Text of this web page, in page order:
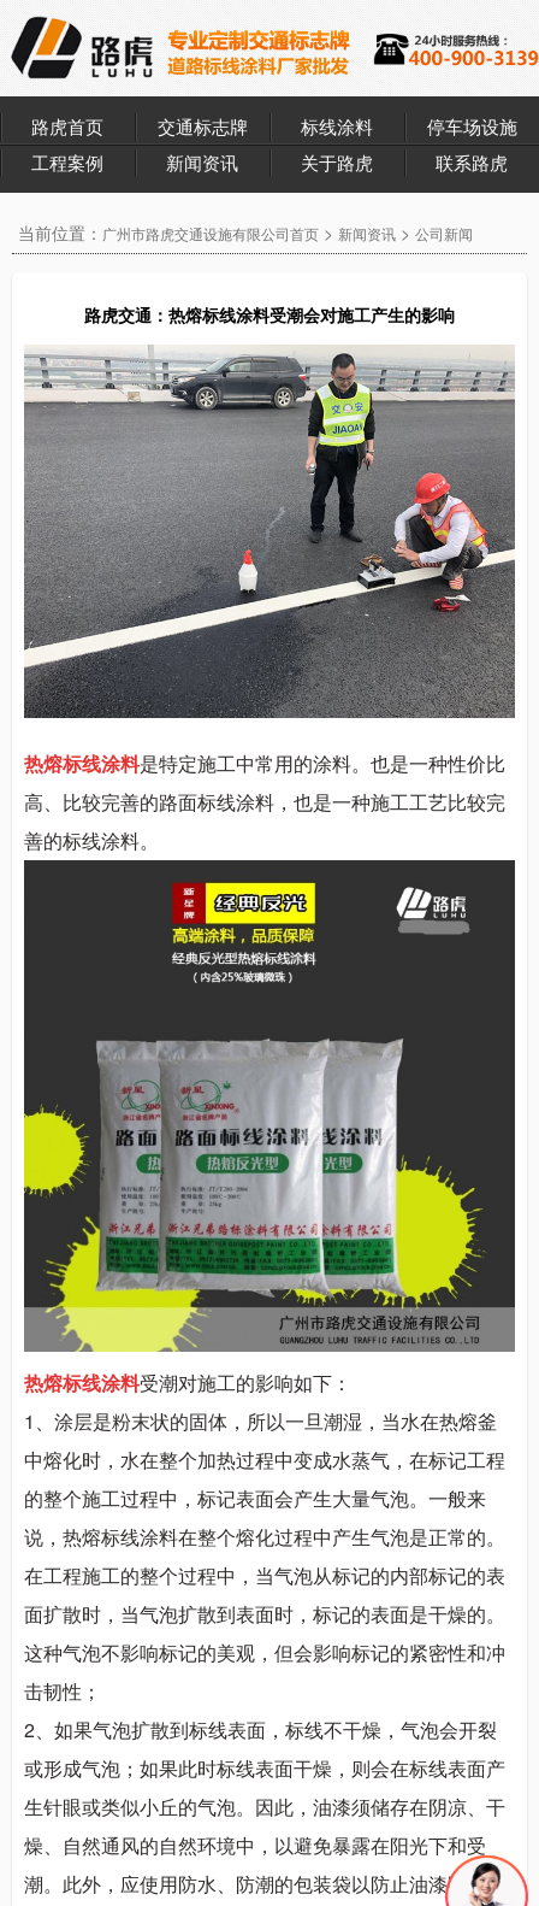
路虎首页 交通标志牌 标线涂料
停车场设施
工程案例
新闻资讯 关于路虎 联系路虎
当前位置： 广州市路虎交通设施有限公司首页 > 新闻资讯 > 公司新闻
路虎交通：热熔标线涂料受潮会对施工产生的影响
热熔标线涂料是特定施工中常用的涂料。也是一种性价比
高、比较完善的路面标线涂料，也是一种施工工艺比较完
善的标线涂料。
热熔标线涂料受潮对施工的影响如下：
1 、 涂层是粉末状的固体，所以一旦潮湿，当水在热熔釜
中熔化时，水在整个加热过程中变成水蒸气，在标记工程
的整个施工过程中，标记表面会产生大量气泡。一般来
说，热熔标线涂料在整个熔化过程中产生气泡是正常的。
在工程施工的整个过程中，当气泡从标记的内部标记的表
面扩散时，当气泡扩散到表面时，标记的表面是干燥的。
这种气泡不影响标记的美观，但会影响标记的紧密性和冲
击韧性；
2、 如果气泡扩散到标线表面，标线不干燥，气泡会开裂
或形成气泡；如果此时标线表面干燥，则会在标线表面产
生针眼或类似小丘的气泡。因此，油漆须储存在阴凉、干
燥、自然通风的自然环境中，以避免暴露在阳光下和受
潮。此外，应使用防水、防潮的包装袋以防止油漆防水影